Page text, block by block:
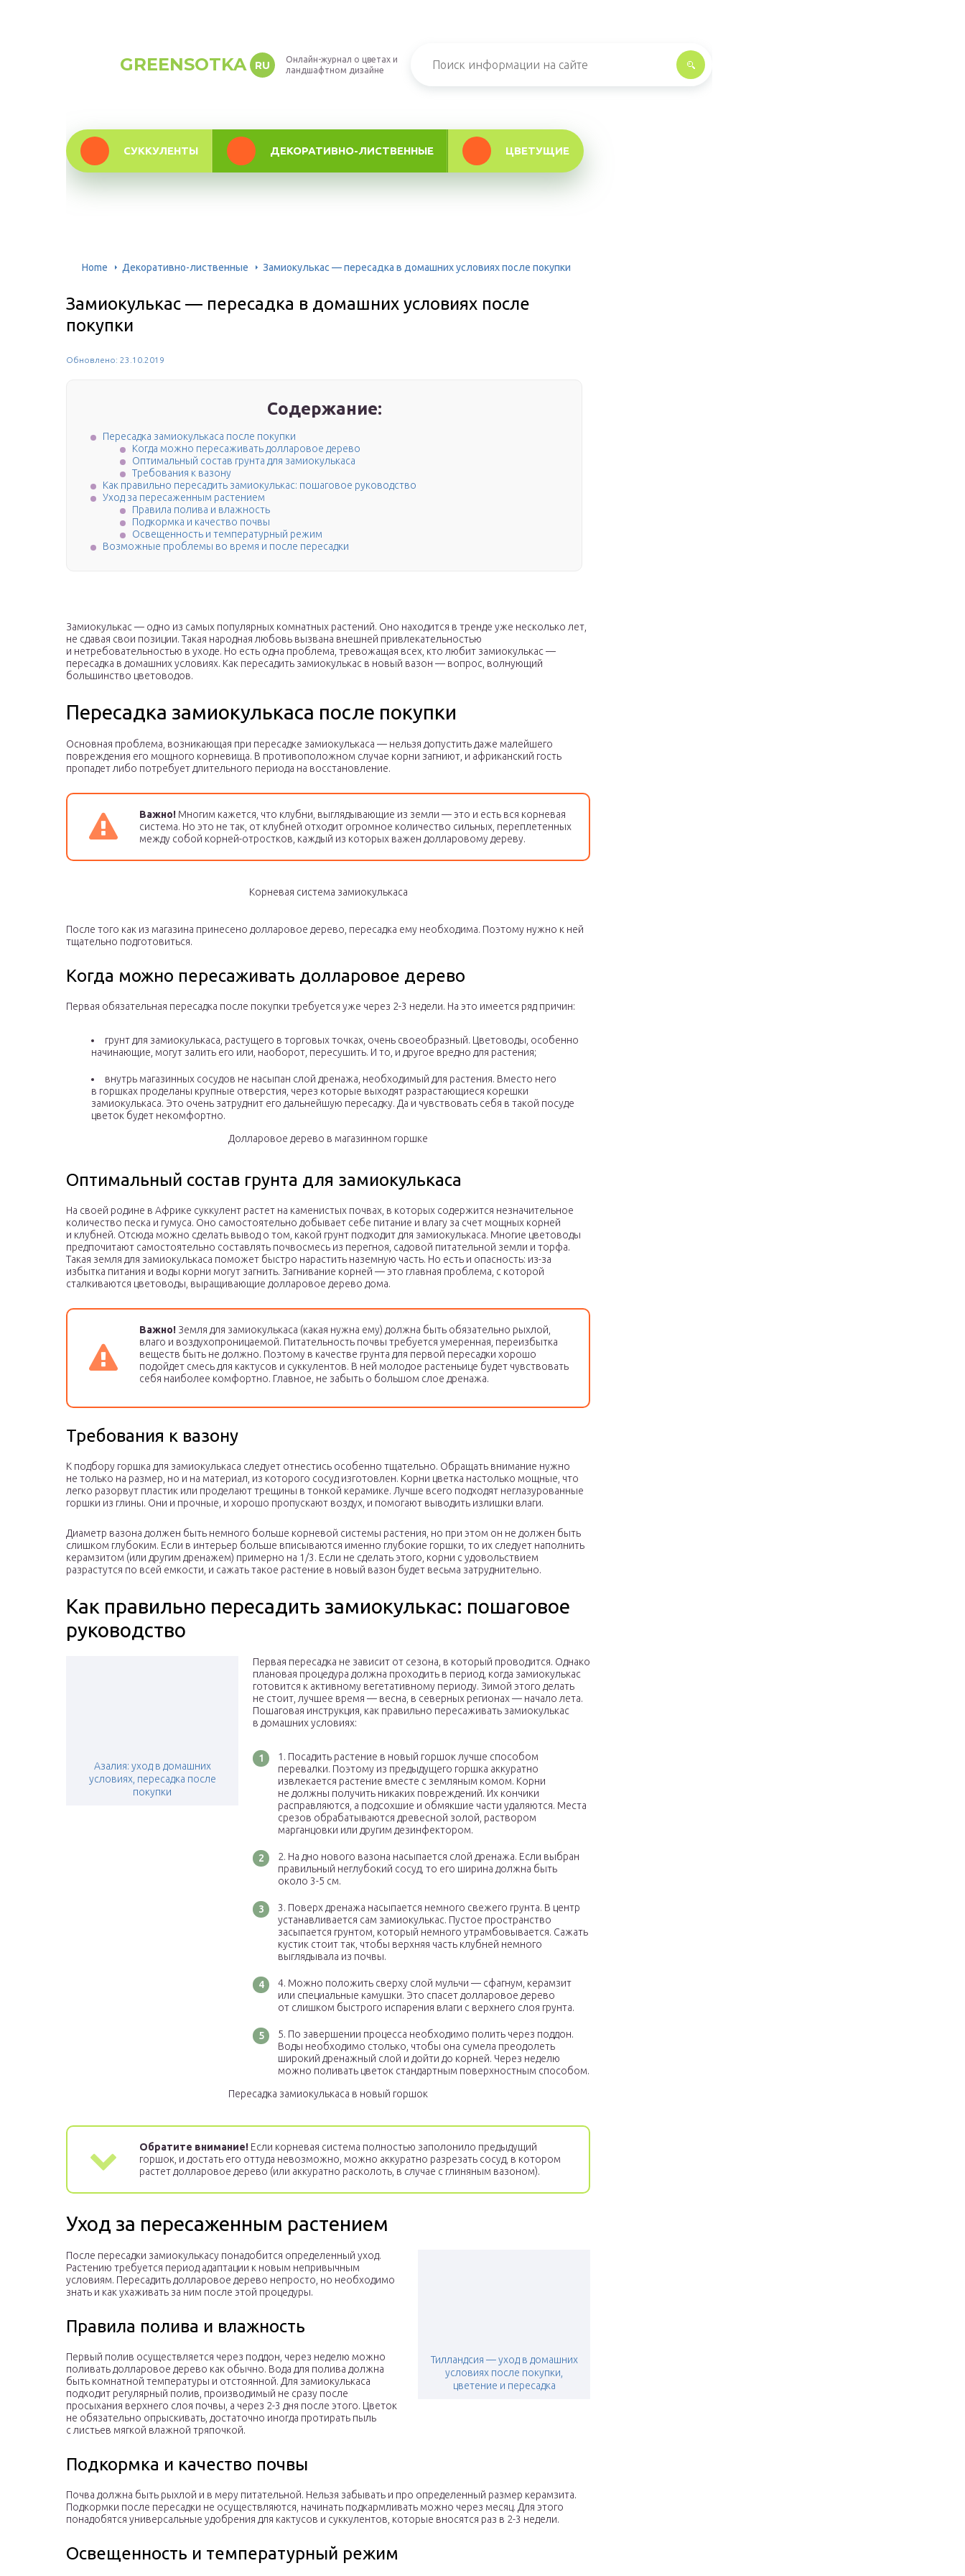
GREENSOTKA RU
Онлайн-журнал о цветах и
ландшафтном дизайне
СУККУЛЕНТЫ ДЕКОРАТИВНО-ЛИСТВЕННЫЕ ЦВЕТУЩИЕ
Home Декоративно-лиственные Замиокулькас — пересадка в домашних условиях после покупки
Замиокулькас — пересадка в домашних условиях после
покупки
Обновлено: 23.10.2019
Содержание:
Пересадка замиокулькаса после покупки
Когда можно пересаживать долларовое дерево
Оптимальный состав грунта для замиокулькаса
Требования к вазону
Как правильно пересадить замиокулькас: пошаговое руководство
Уход за пересаженным растением
Правила полива и влажность
Подкормка и качество почвы
Освещенность и температурный режим
Возможные проблемы во время и после пересадки
Замиокулькас — одно из самых популярных комнатных растений. Оно находится в тренде уже несколько лет,
не сдавая свои позиции. Такая народная любовь вызвана внешней привлекательностью
и нетребовательностью в уходе. Но есть одна проблема, тревожащая всех, кто любит замиокулькас —
пересадка в домашних условиях. Как пересадить замиокулькас в новый вазон — вопрос, волнующий
большинство цветоводов.
Пересадка замиокулькаса после покупки
Основная проблема, возникающая при пересадке замиокулькаса — нельзя допустить даже малейшего
повреждения его мощного корневища. В противоположном случае корни загниют, и африканский гость
пропадет либо потребует длительного периода на восстановление.
Важно! Многим кажется, что клубни, выглядывающие из земли — это и есть вся корневая
система. Но это не так, от клубней отходит огромное количество сильных, переплетенных
между собой корней-отростков, каждый из которых важен долларовому дереву.
Корневая система замиокулькаса
После того как из магазина принесено долларовое дерево, пересадка ему необходима. Поэтому нужно к ней
тщательно подготовиться.
Когда можно пересаживать долларовое дерево
Первая обязательная пересадка после покупки требуется уже через 2-3 недели. На это имеется ряд причин:
грунт для замиокулькаса, растущего в торговых точках, очень своеобразный. Цветоводы, особенно
начинающие, могут залить его или, наоборот, пересушить. И то, и другое вредно для растения;
внутрь магазинных сосудов не насыпан слой дренажа, необходимый для растения. Вместо него
в горшках проделаны крупные отверстия, через которые выходят разрастающиеся корешки
замиокулькаса. Это очень затруднит его дальнейшую пересадку. Да и чувствовать себя в такой посуде
цветок будет некомфортно.
Долларовое дерево в магазинном горшке
Оптимальный состав грунта для замиокулькаса
На своей родине в Африке суккулент растет на каменистых почвах, в которых содержится незначительное
количество песка и гумуса. Оно самостоятельно добывает себе питание и влагу за счет мощных корней
и клубней. Отсюда можно сделать вывод о том, какой грунт подходит для замиокулькаса. Многие цветоводы
предпочитают самостоятельно составлять почвосмесь из перегноя, садовой питательной земли и торфа.
Такая земля для замиокулькаса поможет быстро нарастить наземную часть. Но есть и опасность: из-за
избытка питания и воды корни могут загнить. Загнивание корней — это главная проблема, с которой
сталкиваются цветоводы, выращивающие долларовое дерево дома.
Важно! Земля для замиокулькаса (какая нужна ему) должна быть обязательно рыхлой,
влаго и воздухопроницаемой. Питательность почвы требуется умеренная, переизбытка
веществ быть не должно. Поэтому в качестве грунта для первой пересадки хорошо
подойдет смесь для кактусов и суккулентов. В ней молодое растеньице будет чувствовать
себя наиболее комфортно. Главное, не забыть о большом слое дренажа.
Требования к вазону
К подбору горшка для замиокулькаса следует отнестись особенно тщательно. Обращать внимание нужно
не только на размер, но и на материал, из которого сосуд изготовлен. Корни цветка настолько мощные, что
легко разорвут пластик или проделают трещины в тонкой керамике. Лучше всего подходят неглазурованные
горшки из глины. Они и прочные, и хорошо пропускают воздух, и помогают выводить излишки влаги.
Диаметр вазона должен быть немного больше корневой системы растения, но при этом он не должен быть
слишком глубоким. Если в интерьер больше вписываются именно глубокие горшки, то их следует наполнить
керамзитом (или другим дренажем) примерно на 1/3. Если не сделать этого, корни с удовольствием
разрастутся по всей емкости, и сажать такое растение в новый вазон будет весьма затруднительно.
Как правильно пересадить замиокулькас: пошаговое
руководство
Азалия: уход в домашних
условиях, пересадка после
покупки
Первая пересадка не зависит от сезона, в который проводится. Однако
плановая процедура должна проходить в период, когда замиокулькас
готовится к активному вегетативному периоду. Зимой этого делать
не стоит, лучшее время — весна, в северных регионах — начало лета.
Пошаговая инструкция, как правильно пересаживать замиокулькас
в домашних условиях:
Посадить растение в новый горшок лучше способом
перевалки. Поэтому из предыдущего горшка аккуратно
извлекается растение вместе с земляным комом. Корни
не должны получить никаких повреждений. Их кончики
расправляются, а подсохшие и обмякшие части удаляются. Места
срезов обрабатываются древесной золой, раствором
марганцовки или другим дезинфектором.
На дно нового вазона насыпается слой дренажа. Если выбран
правильный неглубокий сосуд, то его ширина должна быть
около 3-5 см.
Поверх дренажа насыпается немного свежего грунта. В центр
устанавливается сам замиокулькас. Пустое пространство
засыпается грунтом, который немного утрамбовывается. Сажать
кустик стоит так, чтобы верхняя часть клубней немного
выглядывала из почвы.
Можно положить сверху слой мульчи — сфагнум, керамзит
или специальные камушки. Это спасет долларовое дерево
от слишком быстрого испарения влаги с верхнего слоя грунта.
По завершении процесса необходимо полить через поддон.
Воды необходимо столько, чтобы она сумела преодолеть
широкий дренажный слой и дойти до корней. Через неделю
можно поливать цветок стандартным поверхностным способом.
Пересадка замиокулькаса в новый горшок
Обратите внимание! Если корневая система полностью заполонило предыдущий
горшок, и достать его оттуда невозможно, можно аккуратно разрезать сосуд, в котором
растет долларовое дерево (или аккуратно расколоть, в случае с глиняным вазоном).
Уход за пересаженным растением
Тилландсия — уход в домашних
условиях после покупки,
цветение и пересадка
После пересадки замиокулькасу понадобится определенный уход.
Растению требуется период адаптации к новым непривычным
условиям. Пересадить долларовое дерево непросто, но необходимо
знать и как ухаживать за ним после этой процедуры.
Правила полива и влажность
Первый полив осуществляется через поддон, через неделю можно
поливать долларовое дерево как обычно. Вода для полива должна
быть комнатной температуры и отстоянной. Для замиокулькаса
подходит регулярный полив, производимый не сразу после
просыхания верхнего слоя почвы, а через 2-3 дня после этого. Цветок
не обязательно опрыскивать, достаточно иногда протирать пыль
с листьев мягкой влажной тряпочкой.
Подкормка и качество почвы
Почва должна быть рыхлой и в меру питательной. Нельзя забывать и про определенный размер керамзита.
Подкормки после пересадки не осуществляются, начинать подкармливать можно через месяц. Для этого
понадобятся универсальные удобрения для кактусов и суккулентов, которые вносятся раз в 2-3 недели.
Освещенность и температурный режим